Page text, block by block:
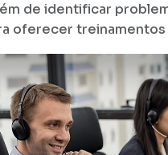
de identificar
oferecer